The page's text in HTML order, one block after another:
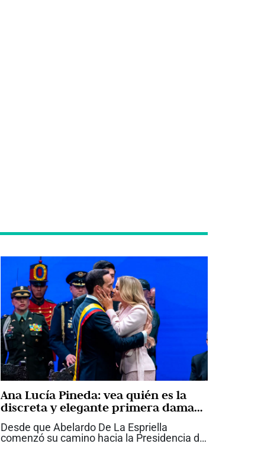
Ana Lucía Pineda: vea quién es la
discreta y elegante primera dama
que acompaña a Abelardo De La
Espriella
Desde que Abelardo De La Espriella
comenzó su camino hacia la Presidencia de